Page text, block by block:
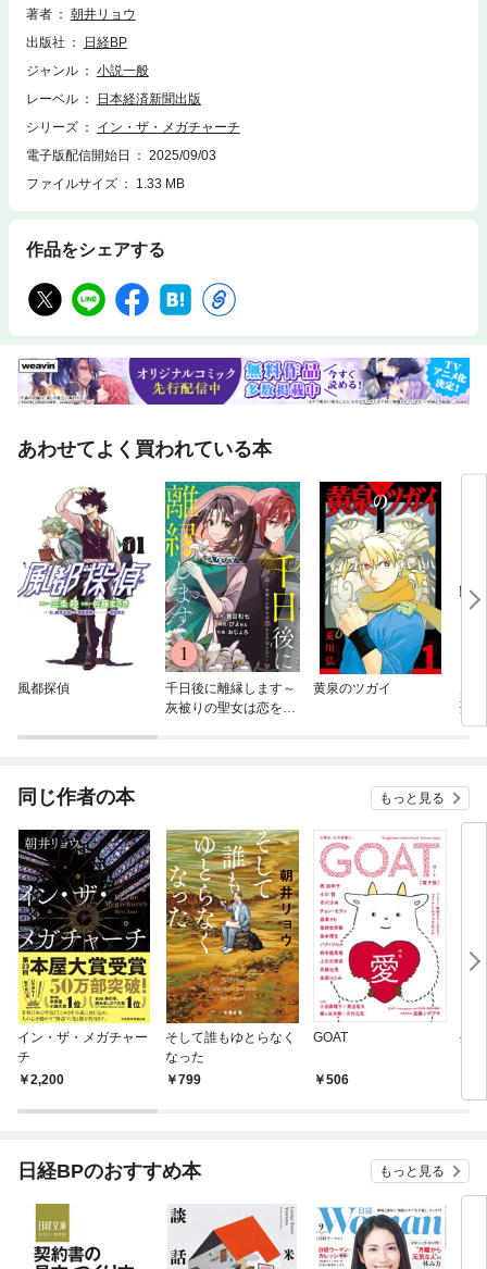
仕掛ける側、のめり込む側、かつてのめり込んでいた側――世代も立場も
いないこの国で人を操るには、“物語”を使うのが一番いいんですよ」
著者
朝井リョウ
出版社
日経BP
ジャンル
小説一般
レーベル
日本経済新聞出版
シリーズ
イン・ザ・メガチャーチ
電子版配信開始日
2025/09/03
ファイルサイズ
1.33 MB
作品をシェアする
あわせてよく買われている本
風都探偵
千日後に離縁します～
灰被りの聖女は恋をま
黄泉のツガイ
聖
の
件～
同じ作者の本 もっと見る
イン・ザ・メガチャー
チ
2,200
そして誰もゆとらなく
なった
799
GOAT
506
生
日経BPのおすすめ本 もっと見る